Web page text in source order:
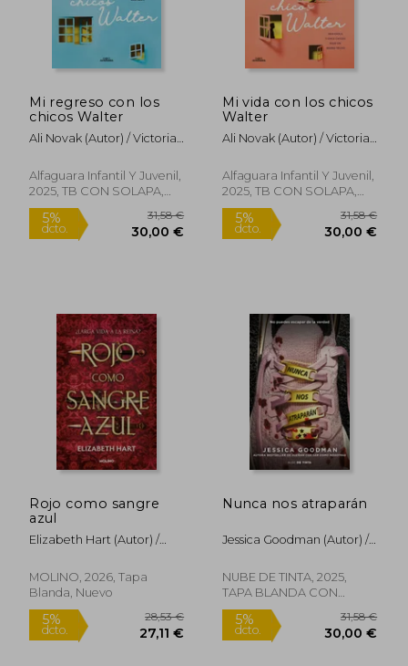
26,62 €
5%
dcto.
Mi regreso con los
chicos Walter
Ali Novak (Autor) / Victoria
Alfaguara Infantil Y Juvenil,
2025, TB CON SOLAPA,
Nuevo
Mi vida con los chicos
Walter
Ali Novak (Autor) / Victoria
Alfaguara Infantil Y Juvenil,
2025, TB CON SOLAPA,
Nuevo
Rojo como sangre
azul
Elizabeth Hart (Autor) /
(Traductor)
MOLINO, 2026, Tapa
Blanda, Nuevo
Nunca nos atraparán
Jessica Goodman (Autor) /
(Traductor)
NUBE DE TINTA, 2025,
TAPA BLANDA CON
SOLAPA, Nuevo